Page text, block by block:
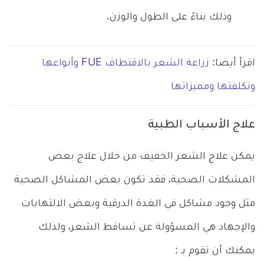
وذلك بناءً على الطول والوزن.
اقرأ أيضا: زراعة الشعر بالاقتطاف FUE وأنواعها
وتكلفتها ومميزاتها
علاج الأسباب الطبية
يمكن علاج الشعر الخفيف من خلال علاج بعض
المشكلات الصحية، فقد تكون بعض المشاكل الصحية
مثل وجود مشاكل في الغدة الدرقية وبعض الالتهابات
والإجهاد هي المسؤولة عن تساقط الشعر، ولذلك
يمكنك أن تقوم بـ :